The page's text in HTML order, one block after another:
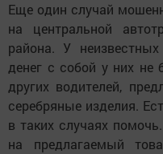
Еще один случай
на центральной
района. У
денег с собой у них
других водителей,
серебряные изделия.
в таких случаях
на предлагаемый